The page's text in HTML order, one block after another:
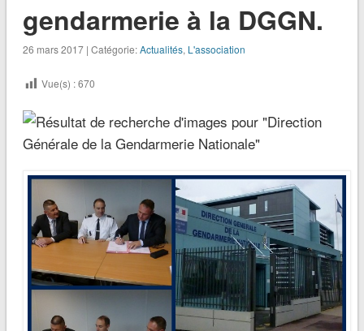
gendarmerie à la DGGN.
26 mars 2017 | Catégorie:Actualités, L'association
Vue(s) :670